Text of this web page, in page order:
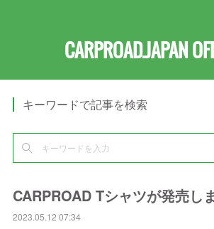
CARPROAD.JAPAN
キーワードで記事を検索
CARPROAD Tシャツが発売し
2023.05.12 07:34